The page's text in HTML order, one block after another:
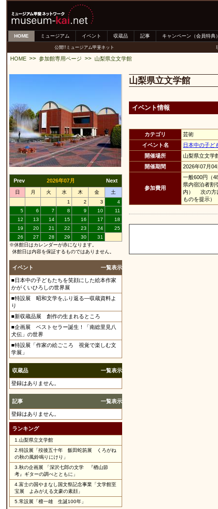
HOME ミュージアム イベント 収蔵品 記事 キャンペーン（会員特典
公開!!ミュージアム甲斐ネット
HOME >> 参加館専用ページ >> 山梨県立文学館
Prev 2026年07月 Next
日 月 火 水 木 金
土
1
2 3
4
5
6 7 8 9 10
11
12
13 14 15 16 17
18
19
20 21 22 23 24
25
26
27 28 29 30
31
※休館日はカレンダーが赤になります。
休館日は内容を保証するものではありません。
イベント 一覧表示
■日本中の子どもたちを笑顔にした絵本作家
かがくいひろしの世界展
■特設展 昭和文学をふり返る―収蔵資料よ
り
■新収蔵品展 創作の生まれるところ
■企画展 ベストセラー誕生！「南総里見八
犬伝」の世界
■特設展「作家の絵ごころ 視覚で楽しむ文
学展」
収蔵品 一覧表示
登録はありません。
記事 一覧表示
登録はありません。
ランキング
1. 山梨県立文学館
2. 特設展「歿後五十年 飯田蛇笏展 くろがね
の秋の風鈴鳴りにけり」
3. 秋の企画展 「深沢七郎の文学 『楢山節
考』ギターの調べとともに」
4. 富士の国やまなし国文祭記念事業「文学館至
宝展 よみがえる文豪の素顔」
5. 常設展「檀一雄 生誕100年」
山梨県立文学館
イベント情報
カテゴリ
芸術
イベント名
日本中の子ど
開催場所
山梨県立文学
開催期間
2026年07月
参加費用
一般600円（
県内宿泊者
内） 次の方
ものを提示